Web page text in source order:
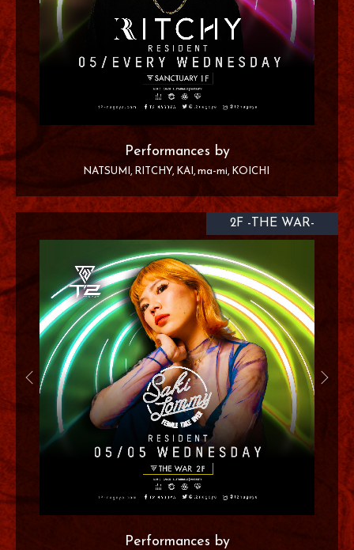
Performances by
NATSUMI RITCHY KAI ma-mi KOICHI
2F -THE WAR-
Performances by